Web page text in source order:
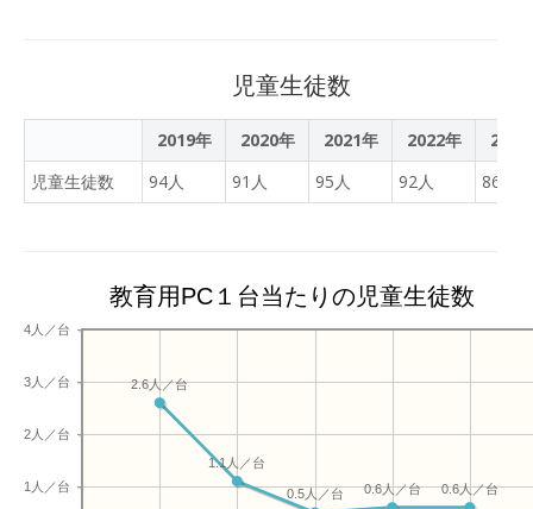
児童生徒数
2019年 2020年 2021年 2022年
2023
児童生徒数
94人 91人 95人 92人 86人
教育用PC１台当たりの児童生徒数
1人／台
2人／台
3人／台
4人／台
0.6人／台
0.6人／台
0.5人／台
1.1人／台
2.6人／台